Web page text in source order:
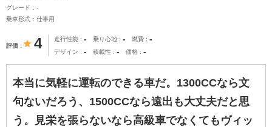
グレード：-
乗車形式：仕事用
評価 4 走行性能 - 乗り心地 - 燃費 -
デザイン - 積載性 - 価格 -
本当に気軽に運転のできる車だ。1300CCなら文
句ないだろう、1500CCなら遠出も大丈夫だと思
う。見栄を張らないなら高級車でなくてもヴィッ